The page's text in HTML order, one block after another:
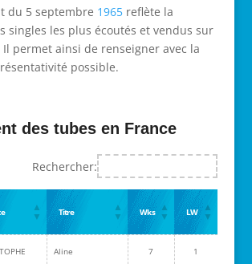
du 5 septembre 1965reflète la
singles les plus écoutés et vendus sur
permet ainsi de renseigner avec la
possible.
des tubes en France
Rechercher:
Titre Wks LW
Aline 7 1